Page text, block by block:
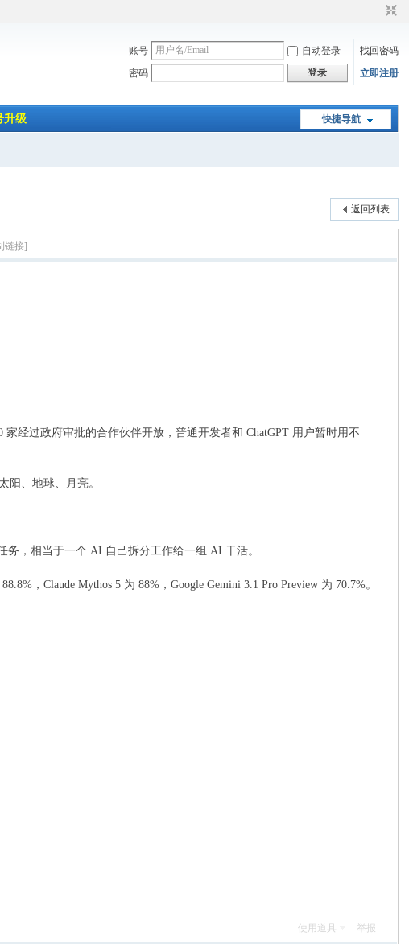
账号 自动登录
找回密码
密码
登录 立即注册
快捷导航
升级
返回列表
链接]
经过政府审批的合作伙伴开放，普通开发者和 ChatGPT 用户暂时用不
阳、地球、月亮。
务，相当于一个 AI 自己拆分工作给一组 AI 干活。
，Claude Mythos 5 为 88%，Google Gemini 3.1 Pro Preview 为 70.7%。
使用道具 举报